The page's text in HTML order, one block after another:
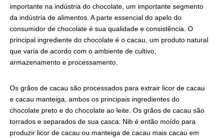
importante na indústria do chocolate, um importante segmento
da indústria de alimentos. A parte essencial do apelo do
consumidor de chocolate é sua qualidade e consistência. O
principal ingrediente do chocolate é o cacau, um produto natural
que varia de acordo com o ambiente de cultivo,
armazenamento e processamento.
Os grãos de cacau são processados ​​para extrair licor de cacau
e cacau manteiga, ambos os principais ingredientes do
chocolate preto e do chocolate ao leite. Os grãos de cacau são
torrados e separados de sua casca. Nib é então moído para
produzir licor de cacau ou manteiga de cacau mais cacau em